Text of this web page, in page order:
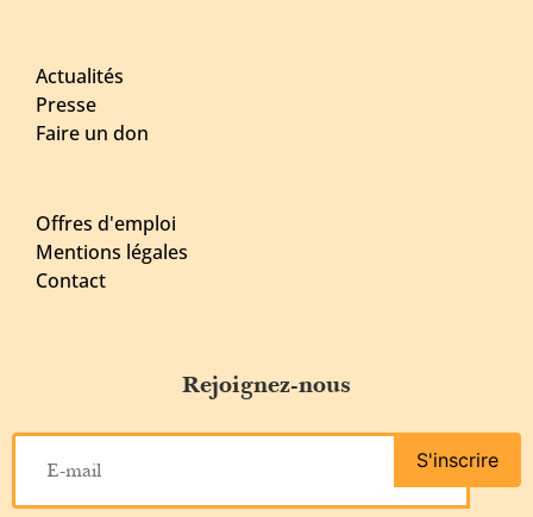
Actualités
Presse
Faire un don
Offres d'emploi
Mentions légales
Contact
Rejoignez-nous
S'inscrire